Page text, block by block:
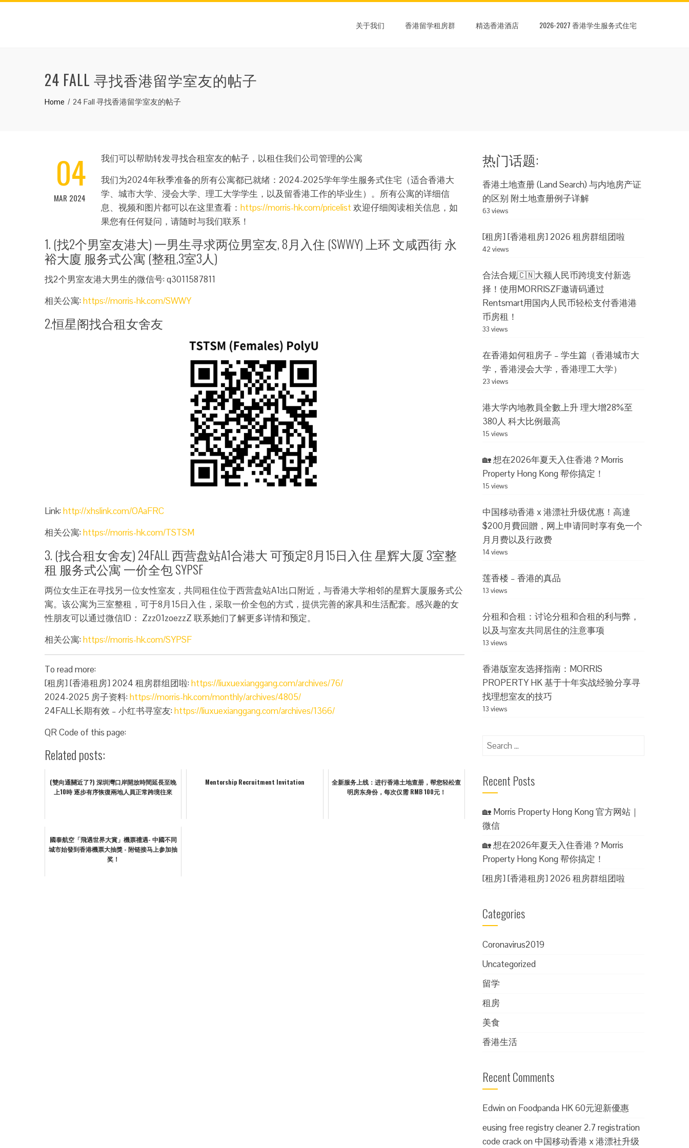
关于我们 香港留学租房群 精选香港酒店 2026-2027 香港学生服务式住宅
24 FALL 寻找香港留学室友的帖子
Home 24 Fall 寻找香港留学室友的帖子
04
MAR 2024
我们可以帮助转发寻找合租室友的帖子，以租住我们公司管理的公寓
我们为2024年秋季准备的所有公寓都已就绪：2024-2025学年学生服务式住宅（适合香港大
学、城市大学、浸会大学、理工大学学生，以及留香港工作的毕业生）。所有公寓的详细信
息、视频和图片都可以在这里查看： https://morris-hk.com/pricelist欢迎仔细阅读相关信息，如
果您有任何疑问，请随时与我们联系！
1. (找2个男室友港大) 一男生寻求两位男室友, 8月入住 (SWWY) 上环 文咸西街 永
裕大廈 服务式公寓 (整租,3室3人)
找2个男室友港大男生的微信号: q3011587811
相关公寓:https://morris-hk.com/SWWY
2.恒星阁找合租女舍友
Link:http://xhslink.com/OAaFRC
相关公寓:https://morris-hk.com/TSTSM
3. (找合租女舍友) 24FALL 西营盘站A1合港大 可预定8月15日入住 星辉大厦 3室整
租 服务式公寓 一价全包 SYPSF
两位女生正在寻找另一位女性室友，共同租住位于西营盘站A1出口附近，与香港大学相邻的星辉大厦服务式公
寓。该公寓为三室整租，可于8月15日入住，采取一价全包的方式，提供完善的家具和生活配套。感兴趣的女
性朋友可以通过微信ID： Zzz01zoezzZ 联系她们了解更多详情和预定。
相关公寓:https://morris-hk.com/SYPSF
To read more:
[租房] [香港租房] 2024 租房群组团啦:https://liuxuexianggang.com/archives/76/
2024-2025 房子资料:https://morris-hk.com/monthly/archives/4805/
24FALL长期有效 – 小红书寻室友:https://liuxuexianggang.com/archives/1366/
QR Code of this page:
Related posts:
(雙向通關近了?) 深圳灣口岸開放時間延長至晚
上10時 逐步有序恢復兩地人員正常跨境往來
Mentorship Recruitment Invitation
全新服务上线：进行香港土地查册，帮您轻松查
明房东身份，每次仅需 RMB 100元！
國泰航空「飛遇世界大賞」機票禮遇- 中國不同
城市始發到香港機票大抽獎 - 附链接马上参加抽
奖！
热门话题:
香港土地查册 (Land Search) 与内地房产证
的区别 附土地查册例子详解
63 views
[租房] [香港租房] 2026 租房群组团啦
42 views
合法合规🇨🇳大额人民币跨境支付新选
择！使用MORRISZF邀请码通过
Rentsmart用国内人民币轻松支付香港港
币房租！
33 views
在香港如何租房子 – 学生篇（香港城市大
学，香港浸会大学，香港理工大学）
23 views
港大学內地教員全數上升 理大增28%至
380人 科大比例最高
15 views
🏡 想在2026年夏天入住香港？Morris
Property Hong Kong 帮你搞定！
15 views
中国移动香港 x 港漂社升级优惠！高達
$200月費回贈，网上申请同时享有免一个
月月费以及行政费
14 views
莲香楼 – 香港的真品
13 views
分租和合租：讨论分租和合租的利与弊，
以及与室友共同居住的注意事项
13 views
香港版室友选择指南：MORRIS
PROPERTY HK 基于十年实战经验分享寻
找理想室友的技巧
13 views
Search
Recent Posts
🏡 Morris Property Hong Kong 官方网站｜
微信
🏡 想在2026年夏天入住香港？Morris
Property Hong Kong 帮你搞定！
[租房] [香港租房] 2026 租房群组团啦
Categories
Coronavirus2019
Uncategorized
留学
租房
美食
香港生活
Recent Comments
Edwinon Foodpanda HK 60元迎新優惠
eusing free registry cleaner 2.7 registration
code crackon 中国移动香港 x 港漂社升级